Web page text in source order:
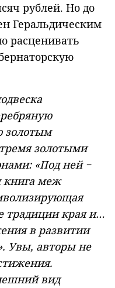
рублей. Но до
Геральдическим
расценивать
золотым
золотыми
«Под ней −
книга меж
традиции края и…
в развитии
Увы, авторы не
вид